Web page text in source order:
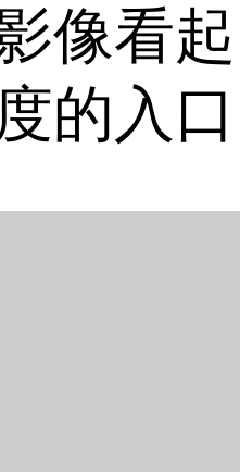
像看起
的入口